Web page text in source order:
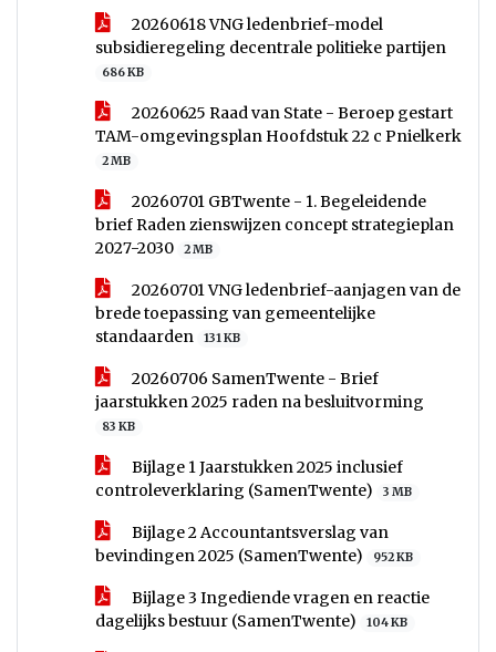
20260618 VNG ledenbrief-model
subsidieregeling decentrale politieke partijen
686 KB
20260625 Raad van State - Beroep gestart
TAM-omgevingsplan Hoofdstuk 22 c Pnielkerk
2 MB
20260701 GBTwente - 1. Begeleidende
brief Raden zienswijzen concept strategieplan
2027-2030
2 MB
20260701 VNG ledenbrief-aanjagen van de
brede toepassing van gemeentelijke
standaarden
131 KB
20260706 SamenTwente - Brief
jaarstukken 2025 raden na besluitvorming
83 KB
Bijlage 1 Jaarstukken 2025 inclusief
controleverklaring (SamenTwente)
3 MB
Bijlage 2 Accountantsverslag van
bevindingen 2025 (SamenTwente)
952 KB
Bijlage 3 Ingediende vragen en reactie
dagelijks bestuur (SamenTwente)
104 KB